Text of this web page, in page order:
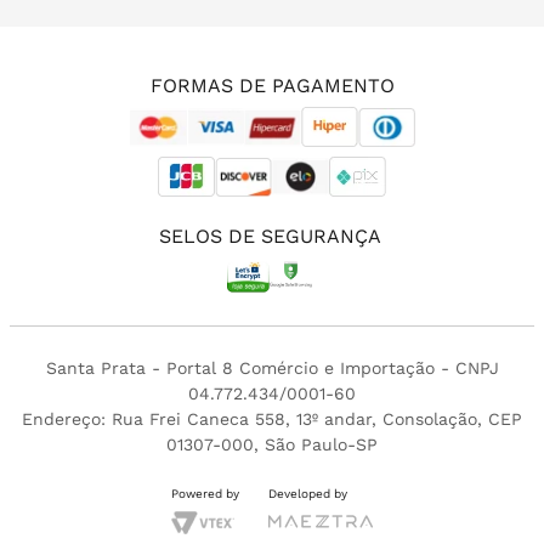
FORMAS DE PAGAMENTO
SELOS DE SEGURANÇA
Santa Prata - Portal 8 Comércio e Importação - CNPJ
04.772.434/0001-60
Endereço: Rua Frei Caneca 558, 13º andar, Consolação, CEP
01307-000, São Paulo-SP
Powered by Developed by